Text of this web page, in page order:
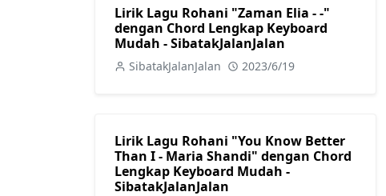
Lirik Lagu Rohani "Zaman Elia - -"
dengan Chord Lengkap Keyboard
Mudah - SibatakJalanJalan
SibatakJalanJalan 2023/6/19
Lirik Lagu Rohani "You Know Better
Than I - Maria Shandi" dengan Chord
Lengkap Keyboard Mudah -
SibatakJalanJalan